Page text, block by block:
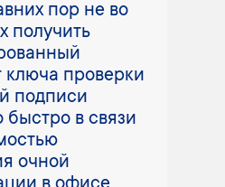
пор не во
получить
ключа проверки
подписи
в связи
очной